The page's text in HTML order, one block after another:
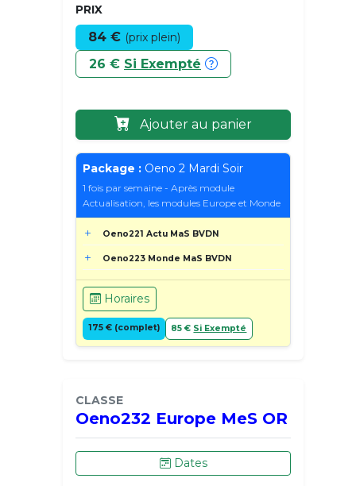
PRIX
84 € (prix plein)
26 € Si Exempté
Ajouter au panier
Package : Oeno 2 Mardi Soir
1 fois par semaine - Après module
Actualisation, les modules Europe et Monde
Oeno221 Actu MaS BVDN
Oeno223 Monde MaS BVDN
Horaires
175 € (complet) 85 € Si Exempté
CLASSE
Oeno232 Europe MeS OR
Dates